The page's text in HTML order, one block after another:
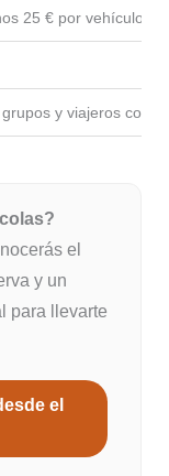
25 € por vehículo
y viajeros con
el
y un
para llevarte
el